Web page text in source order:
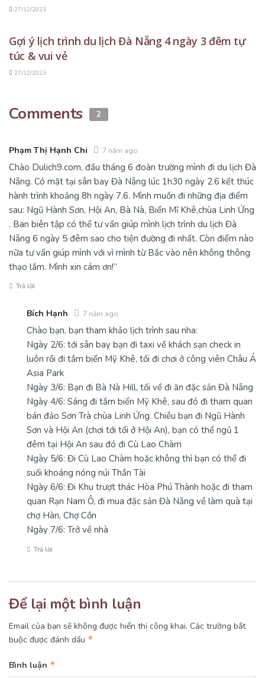
27/12/2023
Gợi ý lịch trình du lịch Đà Nẵng 4 ngày 3 đêm tự
túc & vui vẻ
27/12/2023
Comments 2
Phạm Thị Hạnh Chi 7 năm ago
Chào Dulich9.com, đầu tháng 6 đoàn trường mình đi du lịch Đà
Nẵng. Có mặt tại sân bay Đà Nẵng lúc 1h30 ngày 2.6 kết thúc
hành trình khoảng 8h ngày 7.6. Mình muốn đi những địa điểm
sau: Ngũ Hành Sơn, Hội An, Bà Nà, Biển Mĩ Khê,chùa Linh Ứng
. Ban biên tập có thể tư vấn giúp mình lịch trình du lịch Đà
Nẵng 6 ngày 5 đêm sao cho tiện đường đi nhất. Còn điểm nào
nữa tư vấn giúp mình với vì mình từ Bắc vào nên không thông
thạo lắm. Mình xin cám ơn!”
Trả lời
Bích Hạnh 7 năm ago
Chào bạn, bạn tham khảo lịch trình sau nha:
Ngày 2/6: tới sân bay bạn đi taxi về khách sạn check in
luôn rồi đi tắm biển Mỹ Khê, tối đi chơi ở công viên Châu Á
Asia Park
Ngày 3/6: Bạn đi Bà Nà Hill, tối về đi ăn đặc sản Đà Nẵng
Ngày 4/6: Sáng đi tắm biển Mỹ Khê, sau đó đi tham quan
bán đảo Sơn Trà chùa Linh Ứng. Chiều bạn đi Ngũ Hành
Sơn và Hội An (chơi tới tối ở Hội An), bạn có thể ngủ 1
đêm tại Hội An sau đó đi Cù Lao Chàm
Ngày 5/6: Đi Cù Lao Chàm hoặc không thì bạn có thể đi
suối khoáng nóng núi Thần Tài
Ngày 6/6: Đi Khu trượt thác Hòa Phú Thành hoặc đi tham
quan Rạn Nam Ô, đi mua đặc sản Đà Nẵng về làm quà tại
chợ Hàn, Chợ Cồn
Ngày 7/6: Trở về nhà
Trả lời
Để lại một bình luận
Email của bạn sẽ không được hiển thị công khai. Các trường bắt
buộc được đánh dấu *
Bình luận *